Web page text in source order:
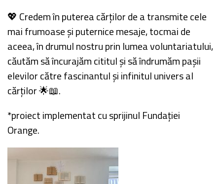
💖 Credem în puterea cărților de a transmite cele
mai frumoase și puternice mesaje, tocmai de
aceea, în drumul nostru prin lumea voluntariatului,
căutăm să încurajăm cititul și să îndrumăm pașii
elevilor către fascinantul și infinitul univers al
cărților 🌟📖.
*proiect implementat cu sprijinul Fundației
Orange.